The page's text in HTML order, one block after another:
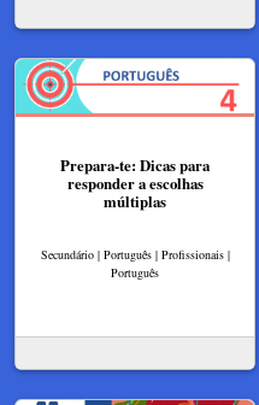
Prepara-te: Dicas para
responder a escolhas
múltiplas
Secundário | Português | Profissionais |
Português